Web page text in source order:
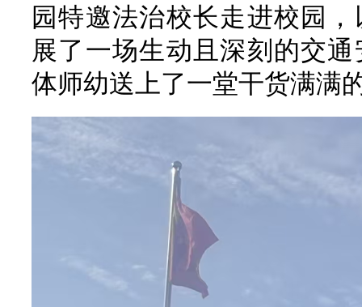
园特邀法治校长走进校园
展了一场生动且深刻的交
体师幼送上了一堂干货满满